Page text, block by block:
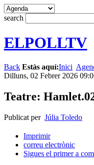
search
ELPOLLTV
Back Estàs aquí:Inici
Dilluns, 02 Febrer 2026
Teatre:
Publicat per Júlia Toledo
Imprimir
correu electrònic
Sigues el primer a